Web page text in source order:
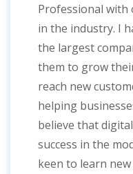
Professional with
in the industry. I
the largest
them to grow
reach new
helping
believe that
success in the
keen to learn